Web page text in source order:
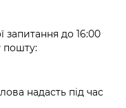
чи
на
of
for mass
запитання до 16:00
пошту:
надасть під час